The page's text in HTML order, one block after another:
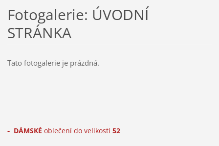
Fotogalerie: ÚVODNÍ
STRÁNKA
Tato fotogalerie je prázdná.
- DÁMSKÉ oblečení do velikosti 52